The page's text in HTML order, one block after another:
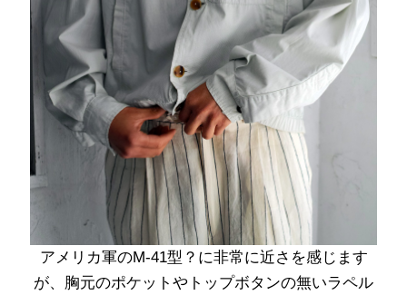
アメリカ軍のM-41型？に非常に近さを感じます
が、胸元のポケットやトップボタンの無いラペル